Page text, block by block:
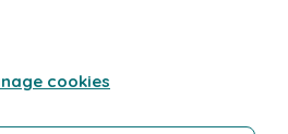
cookies